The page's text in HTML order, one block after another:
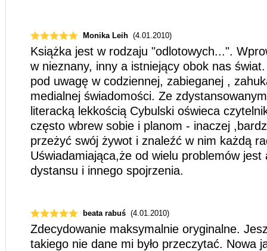
Monika Leih (4.01.2010)
Książka jest w rodzaju "odlotowych...".
w nieznany, inny a istniejący obok nas
pod uwagę w codziennej, zabieganej ,
medialnej świadomości. Ze
literacką lekkością Cybulski oświeca
często wbrew sobie i planom - inaczej
przeżyć swój żywot i znaleźć w nim każdą
Uświadamiająca,że od wielu problemów jest
dystansu i innego spojrzenia.
beata rabuś (4.01.2010)
Zdecydowanie maksymalnie oryginalne.
takiego nie dane mi było przeczytać. Nowa